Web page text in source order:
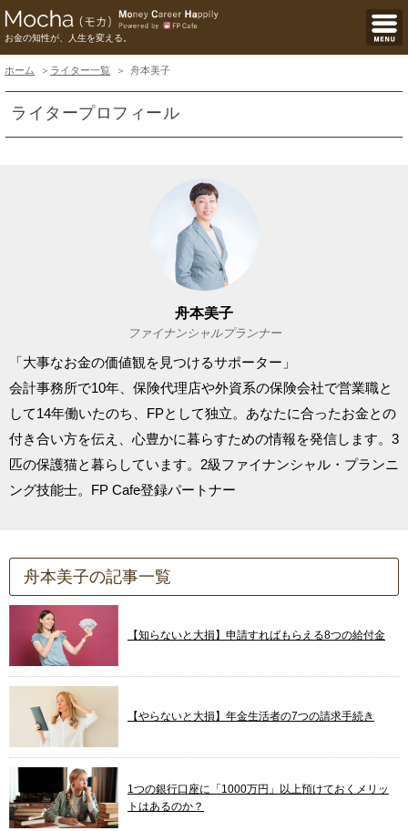
お金の知性が、人生を変える。
ホーム ライター一覧 舟本美子
ライタープロフィール
舟本美子
ファイナンシャルプランナー
「大事なお金の価値観を見つけるサポーター」
会計事務所で10年、保険代理店や外資系の保険会社で営業職と
して14年働いたのち、FPとして独立。あなたに合ったお金との
付き合い方を伝え、心豊かに暮らすための情報を発信します。3
匹の保護猫と暮らしています。2級ファイナンシャル・プランニ
ング技能士。FP Cafe登録パートナー
舟本美子の記事一覧
【知らないと大損】申請すればもらえる8つの給付金
【やらないと大損】年金生活者の7つの請求手続き
1つの銀行口座に「1000万円」以上預けておくメリッ
トはあるのか？